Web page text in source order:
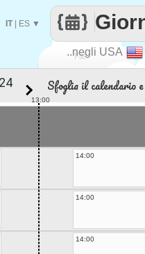
Fai
..negli USA
IT| ES ▼
Sfoglia il calendario
13:00
14:00
14:00
14:00